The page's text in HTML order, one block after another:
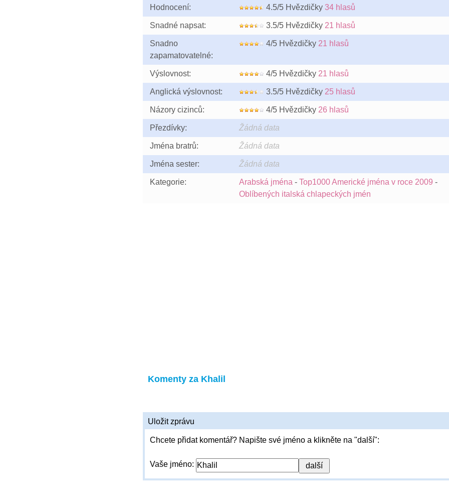
Hodnocení: 4.5/5 Hvězdičky 34 hlasů
Snadné napsat: 3.5/5 Hvězdičky 21 hlasů
Snadno
zapamatovatelné:
4/5 Hvězdičky 21 hlasů
Výslovnost: 4/5 Hvězdičky 21 hlasů
Anglická výslovnost: 3.5/5 Hvězdičky 25 hlasů
Názory cizinců: 4/5 Hvězdičky 26 hlasů
Přezdívky: Žádná data
Jména bratrů: Žádná data
Jména sester: Žádná data
Kategorie: Arabská jména - Top1000 Americké jména v roce 2009 -
Oblíbených italská chlapeckých jmén
Komenty za Khalil
Uložit zprávu
Chcete přidat komentář? Napište své jméno a klikněte na "další":
Vaše jméno: